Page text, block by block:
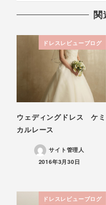
関
ドレスレビューブログ
ウェディングドレス ケミ
カルレース
サイト管理人
投稿日
2016年3月30日
ドレスレビューブログ